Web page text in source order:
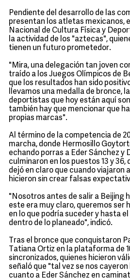
Pendiente del desarrollo de las
presentan los atletas mexicanos,
Nacional de Cultura Física y
la actividad de los "aztecas",
tienen un futuro prometedor.
"Mira, una delegación tan joven
traído a los Juegos Olímpicos de
que los resultados han sido
llevamos una medalla de bronce,
deportistas que hoy están aquí
también hay que mencionar que
propias marcas".
Al término de la competencia de
marcha, donde Hermosillo
echando porras a Eder Sánchez y
culminaron en los puestos 13 y
dejó en claro que cuando viajaron
hicieron sin crear falsas
"Nosotros antes de salir a Beijing
este era muy claro, queremos ser
en lo que podría suceder y hasta
dentro de lo planeado", indicó.
Tras el bronce que conquistaron
Tatiana Ortiz en la plataforma de
sincronizados, quienes hicieron
señaló que "tal vez se nos
cuanto a Eder Sánchez en